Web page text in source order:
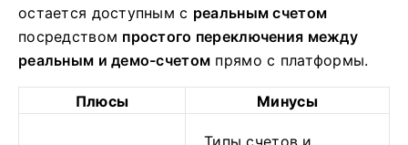
остается доступным с реальным счетом
посредством простого переключения между
реальным и демо-счетом прямо с платформы.
Плюсы Минусы